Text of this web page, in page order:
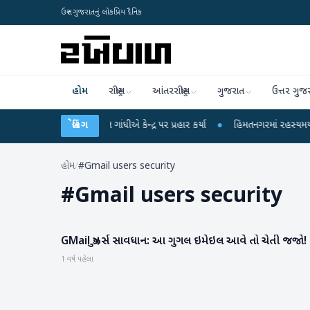
ઉત્તર ગુજરાતનું લોકપ્રિય દૈનિક
હોમ રાષ્ટ્રીય આંતરરાષ્ટ્રીય ગુજરાત ઉત્તર
બ્રેકિંગ
આરોપો પર રાહુલ ગાંધીએ કેન્દ્ર પર પ્રહાર કર્યા ● હિંમતનગરમાં રહસ્યમય વાયરસ કે
હોમ/#Gmail users security
#Gmail users security
ગેજેટ
GMail યુઝર્સ સાવધાન: આ ગુગલ ઇમેઇલ આવે તો ચેતી જજો!
1 વર્ષ પહેલા